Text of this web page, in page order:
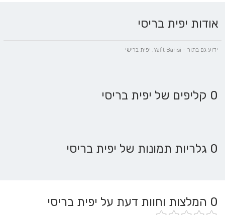
אודות יפית בריסי
ידוע גם בתור - Yafit Barisi, יפית ברישי
0 קליפים של יפית בריסי
0 גלריות תמונות של יפית בריסי
0 המלצות וחוות דעת על יפית בריסי